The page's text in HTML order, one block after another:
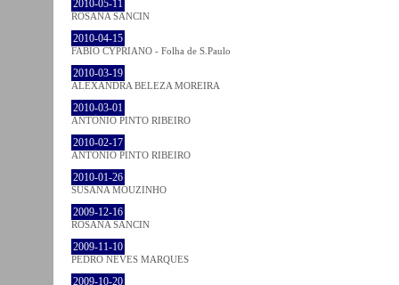
2010-05-11
ROSANA SANCIN
2010-04-15
FABIO CYPRIANO - Folha de S.Paulo
2010-03-19
ALEXANDRA BELEZA MOREIRA
2010-03-01
ANTÓNIO PINTO RIBEIRO
2010-02-17
ANTÓNIO PINTO RIBEIRO
2010-01-26
SUSANA MOUZINHO
2009-12-16
ROSANA SANCIN
2009-11-10
PEDRO NEVES MARQUES
2009-10-20